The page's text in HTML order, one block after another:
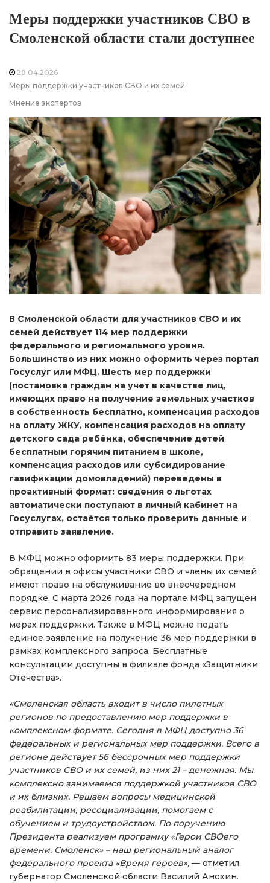
Меры поддержки участников СВО в
Смоленской области стали доступнее
28.04.2026
Меры поддержки участников СВО и их семей
Мнение экспертов
В Смоленской области для участников СВО и их
семей действует 114 мер поддержки
федерального и регионального уровня.
Большинство из них можно оформить через портал
Госуслуг или МФЦ. Шесть мер поддержки
(постановка граждан на учет в качестве лиц,
имеющих право на получение земельных участков
в собственность бесплатно, компенсация расходов
на оплату ЖКУ, компенсация расходов на оплату
детского сада ребёнка, обеспечение детей
бесплатным горячим питанием в школе,
компенсация расходов или субсидирование
газификации домовладений) переведены в
проактивный формат: сведения о льготах
автоматически поступают в личный кабинет на
Госуслугах, остаётся только проверить данные и
отправить заявление.
В МФЦ можно оформить 83 меры поддержки. При
обращении в офисы участники СВО и члены их семей
имеют право на обслуживание во внеочередном
порядке. С марта 2026 года на портале МФЦ запущен
сервис персонализированного информирования о
мерах поддержки. Также в МФЦ можно подать
единое заявление на получение 36 мер поддержки в
рамках комплексного запроса. Бесплатные
консультации доступны в филиале фонда «Защитники
Отечества».
«Смоленская область входит в число пилотных
регионов по предоставлению мер поддержки в
комплексном формате. Сегодня в МФЦ доступно 36
федеральных и региональных мер поддержки. Всего в
регионе действует 56 бессрочных мер поддержки
участников СВО и их семей, из них 21 – денежная. Мы
комплексно занимаемся поддержкой участников СВО
и их близких. Решаем вопросы медицинской
реабилитации, ресоциализации, помогаем с
обучением и трудоустройством. По поручению
Президента реализуем программу «Герои СВОего
времени. Смоленск» – наш региональный аналог
федерального проекта «Время героев», — отметил
губернатор Смоленской области Василий Анохин.